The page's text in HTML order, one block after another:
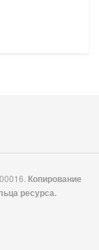
Копирование
ресурса.